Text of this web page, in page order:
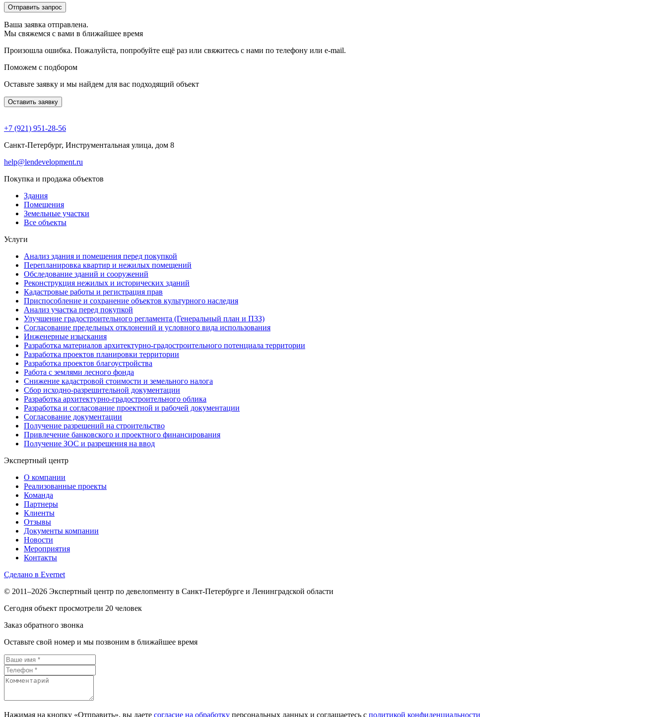
Отправить запрос
Ваша заявка отправлена.
Мы свяжемся с вами в ближайшее время
Произошла ошибка. Пожалуйста, попробуйте ещё раз или свяжитесь с нами по телефону или e-mail.
Поможем с подбором
Оставьте заявку и мы найдем для вас подходящий объект
Оставить заявку
+7 (921) 951-28-56
Санкт-Петербург, Инструментальная улица, дом 8
help@lendevelopment.ru
Покупка и продажа объектов
Здания
Помещения
Земельные участки
Все объекты
Услуги
Анализ здания и помещения перед покупкой
Перепланировка квартир и нежилых помещений
Обследование зданий и сооружений
Реконструкция нежилых и исторических зданий
Кадастровые работы и регистрация прав
Приспособление и сохранение объектов культурного наследия
Анализ участка перед покупкой
Улучшение градостроительного регламента (Генеральный план и ПЗЗ)
Согласование предельных отклонений и условного вида использования
Инженерные изыскания
Разработка материалов архитектурно-градостроительного потенциала территории
Разработка проектов планировки территории
Разработка проектов благоустройства
Работа с землями лесного фонда
Снижение кадастровой стоимости и земельного налога
Сбор исходно-разрешительной документации
Разработка архитектурно-градостроительного облика
Разработка и согласование проектной и рабочей документации
Согласование документации
Получение разрешений на строительство
Привлечение банковского и проектного финансирования
Получение ЗОС и разрешения на ввод
Экспертный центр
О компании
Реализованные проекты
Команда
Партнеры
Клиенты
Отзывы
Документы компании
Новости
Мероприятия
Контакты
Сделано в Evernet
© 2011–2026 Экспертный центр по девелопменту в Санкт-Петербурге и Ленинградской области
Сегодня объект просмотрели 20 человек
Заказ обратного звонка
Оставьте свой номер и мы позвоним в ближайшее время
Нажимая на кнопку «Отправить», вы даете согласие на обработку персональных данных и соглашаетесь c политикой конфиденциальности